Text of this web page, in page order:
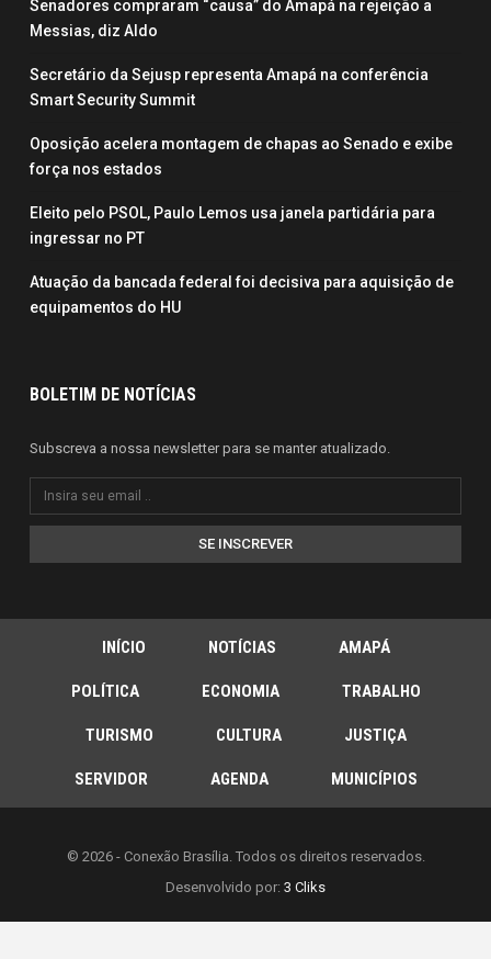
Senadores compraram “causa” do Amapá na rejeição a
Messias, diz Aldo
Secretário da Sejusp representa Amapá na conferência
Smart Security Summit
Oposição acelera montagem de chapas ao Senado e exibe
força nos estados
Eleito pelo PSOL, Paulo Lemos usa janela partidária para
ingressar no PT
Atuação da bancada federal foi decisiva para aquisição de
equipamentos do HU
BOLETIM DE NOTÍCIAS
Subscreva a nossa newsletter para se manter atualizado.
SE INSCREVER
INÍCIO NOTÍCIAS AMAPÁ
POLÍTICA ECONOMIA TRABALHO
TURISMO CULTURA JUSTIÇA
SERVIDOR AGENDA MUNICÍPIOS
© 2026 - Conexão Brasília. Todos os direitos reservados.
Desenvolvido por: 3 Cliks